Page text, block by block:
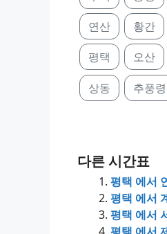
연산 황간
평택 오산
상동 추풍령
다른 시간표
평택 에서
평택 에서
평택 에서